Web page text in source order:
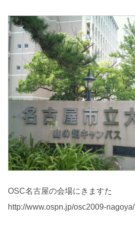
OSC名古屋の会場にきますた
http://www.ospn.jp/osc2009-nagoya/